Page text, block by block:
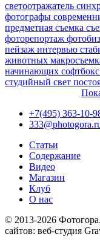
светоотражатель
фотографы
предметная съемка
фоторепортаж
пейзаж интервью
животных
начинающих софтбокс
студийный свет
+7(495) 363-10-
Статьи
Содержание
Видео
Магазин
Клуб
О нас
© 2013-2026
сайтов: веб-студия